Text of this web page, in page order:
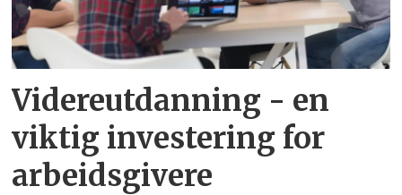
Videreutdanning - en
viktig investering for
arbeidsgivere